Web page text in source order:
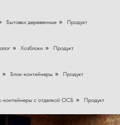
Бытовки деревянные » Продукт
» Хозблоки » Продукт
» Блок-контейнеры » Продукт
контейнеры с отделкой ОСБ » Продукт